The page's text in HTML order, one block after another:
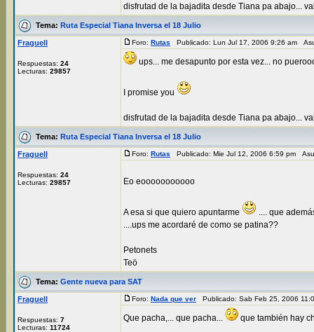
disfrutad de la bajadita desde Tiana pa abajo...
Tema: Ruta Especial Tiana Inversa el 18 Julio
Fraguell
Respuestas: 24
Lecturas: 29857
Foro: Rutas Publicado: Lun Jul 17, 2006 9:26 am
ups... me desapunto por esta vez... no
I promise you
disfrutad de la bajadita desde Tiana pa abajo...
Tema: Ruta Especial Tiana Inversa el 18 Julio
Fraguell
Respuestas: 24
Lecturas: 29857
Foro: Rutas Publicado: Mie Jul 12, 2006 6:59 pm
Eo eooooooooooo
A esa si que quiero apuntarme
.... que
....ups me acordaré de como se patina??
Petonets
Teö
Tema: Gente nueva para SAT
Fraguell
Respuestas: 7
Lecturas: 11724
Foro: Nada que ver Publicado: Sab Feb 25, 2006
Que pacha,... que pacha... que también hay